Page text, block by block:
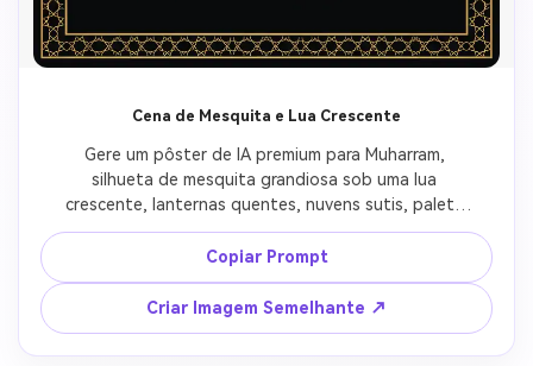
Cena de Mesquita e Lua Crescente
Gere um pôster de IA premium para Muharram,
silhueta de mesquita grandiosa sob uma lua
crescente, lanternas quentes, nuvens sutis, paleta
de preto marinho profundo e dourado, borda
geométrica islâmica refinada, atmosfera noturna
pacífica, design de pôster vertical, espaço limpo
para texto.
Copiar Prompt
Criar Imagem Semelhante ↗